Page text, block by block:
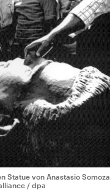
Statue von Anastasio Somoza
/ dpa